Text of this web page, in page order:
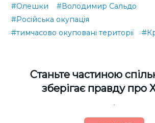
#Олешки
#Володимир Сальдо
#Російська окупація
#тимчасово окуповані території
Cтаньте частиною
зберігає правду про